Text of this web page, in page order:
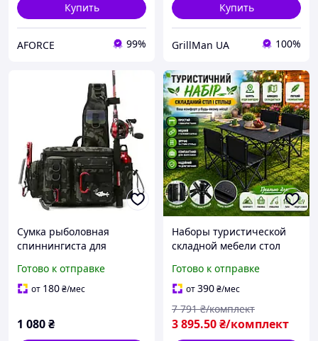
Купить
AFORCE 99%
Купить
GrillMan UA 100%
Сумка рыболовная
спиннингиста для
для рыбаловных
приманок. Рыболовная
Готово к отправке
от 180₴/мес
1 080₴
Наборы туристической
складной мебели стол
38х38х64см Кемпинговый
набор для туризма
кемпинга рыбалки
Готово к отправке
от390₴/мес
3 895.50₴/комплект
7 791 ₴/комплект